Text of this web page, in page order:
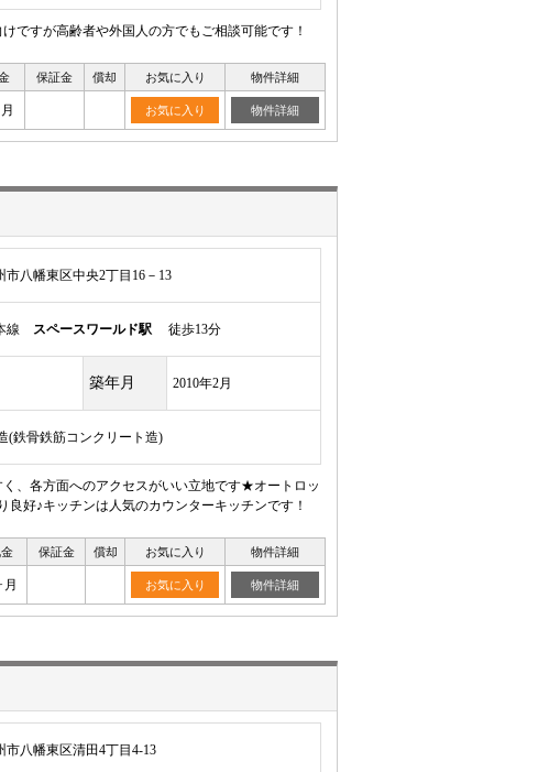
ですが高齢者や外国人の方でもご相談可能です！
保証金 償却 お気に入り 物件詳細
お気に入り 物件詳細
市八幡東区中央2丁目16－13
線 スペースワールド駅 徒歩13分
築年月 2010年2月
(鉄骨鉄筋コンクリート造)
く、各方面へのアクセスがいい立地です★オートロッ
好♪キッチンは人気のカウンターキッチンです！
保証金 償却 お気に入り 物件詳細
月 お気に入り 物件詳細
市八幡東区清田4丁目4-13